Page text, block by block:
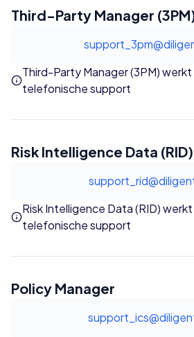
Third-Party Manager
Third-Party Manager (3PM)
telefonische support
Risk Intelligence Data (RID)
Risk Intelligence Data (RID)
telefonische support
Policy Manager